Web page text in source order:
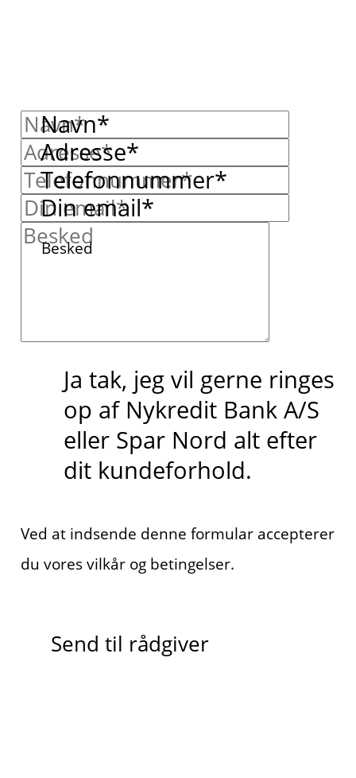
Navn*
Adresse*
Telefonnummer*
Din email*
Besked
Ja tak, jeg vil gerne ringes
op af Nykredit Bank A/S
eller Spar Nord alt efter
dit kundeforhold.
Ved at indsende denne formular accepterer
du vores vilkår og betingelser.
Send til rådgiver